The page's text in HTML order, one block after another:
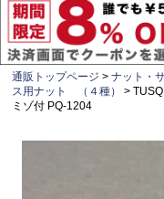
通販トップページ ナット・
ス用ナット （４種）
ミゾ付 PQ-1204